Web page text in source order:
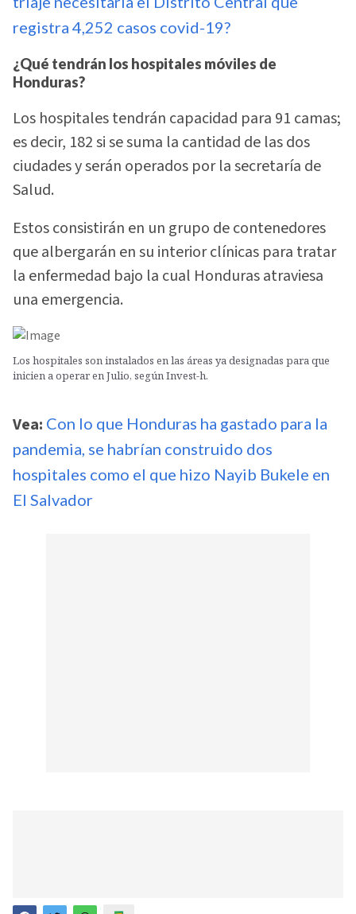
registra 4,252 casos covid-19?
¿Qué tendrán los hospitales móviles de
Honduras?
Los hospitales tendrán capacidad para 91 camas;
es decir, 182 si se suma la cantidad de las dos
ciudades y serán operados por la secretaría de
Salud.
Estos consistirán en un grupo de contenedores
que albergarán en su interior clínicas para tratar
la enfermedad bajo la cual Honduras atraviesa
una emergencia.
Los hospitales son instalados en las áreas ya designadas para que
inicien a operar en Julio, según Invest-h.
Vea: Con lo que Honduras ha gastado para la
pandemia, se habrían construido dos
hospitales como el que hizo Nayib Bukele en
El Salvador